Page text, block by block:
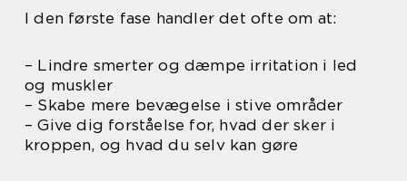
I den første fase handler det ofte om at:
– Lindre smerter og dæmpe irritation i led
og muskler
– Skabe mere bevægelse i stive områder
– Give dig forståelse for, hvad der sker i
kroppen, og hvad du selv kan gøre